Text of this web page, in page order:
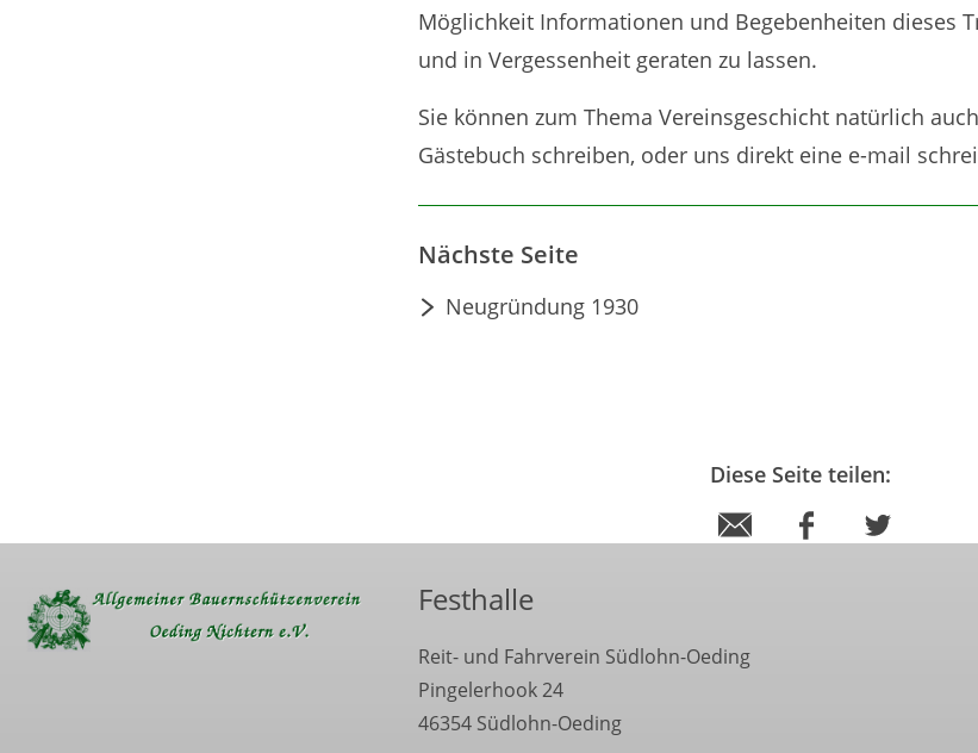
Möglichkeit Informationen und Begebenheiten dieses
und in Vergessenheit geraten zu lassen.
Sie können zum Thema Vereinsgeschicht natürlich
Gästebuch schreiben, oder uns direkt eine e-mail
Nächste Seite
Neugründung 1930
Diese Seite teilen:
Festhalle
Reit- und Fahrverein Südlohn-Oeding
Pingelerhook 24
46354 Südlohn-Oeding